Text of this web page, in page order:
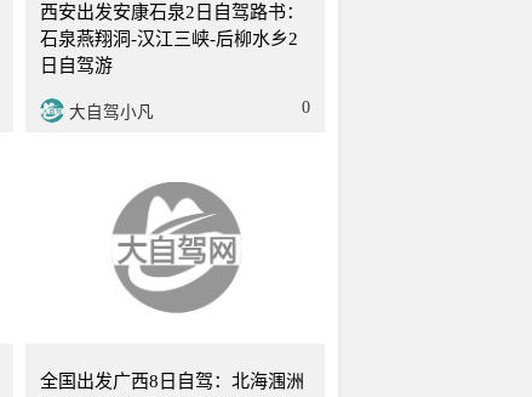
西安出发安康石泉2日自驾路书：
石泉燕翔洞-汉江三峡-后柳水乡2
日自驾游
大自驾小凡 0
全国出发广西8日自驾：北海涠洲